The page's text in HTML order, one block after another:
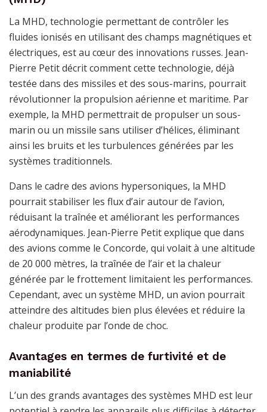
La MHD, technologie permettant de contrôler les
fluides ionisés en utilisant des champs magnétiques et
électriques, est au cœur des innovations russes. Jean-
Pierre Petit décrit comment cette technologie, déjà
testée dans des missiles et des sous-marins, pourrait
révolutionner la propulsion aérienne et maritime. Par
exemple, la MHD permettrait de propulser un sous-
marin ou un missile sans utiliser d’hélices, éliminant
ainsi les bruits et les turbulences générées par les
systèmes traditionnels.
Dans le cadre des avions hypersoniques, la MHD
pourrait stabiliser les flux d’air autour de l’avion,
réduisant la traînée et améliorant les performances
aérodynamiques. Jean-Pierre Petit explique que dans
des avions comme le Concorde, qui volait à une altitude
de 20 000 mètres, la traînée de l’air et la chaleur
générée par le frottement limitaient les performances.
Cependant, avec un système MHD, un avion pourrait
atteindre des altitudes bien plus élevées et réduire la
chaleur produite par l’onde de choc.
Avantages en termes de furtivité et de
maniabilité
L’un des grands avantages des systèmes MHD est leur